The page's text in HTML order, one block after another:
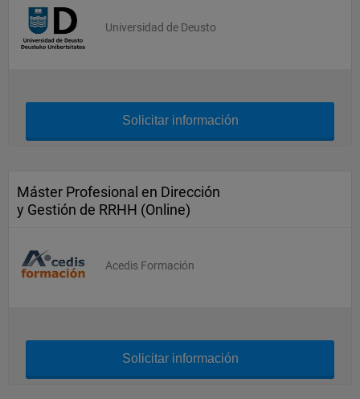
Universidad de Deusto
Solicitar información
Máster Profesional en Dirección
y Gestión de RRHH (Online)
Acedis Formación
Solicitar información